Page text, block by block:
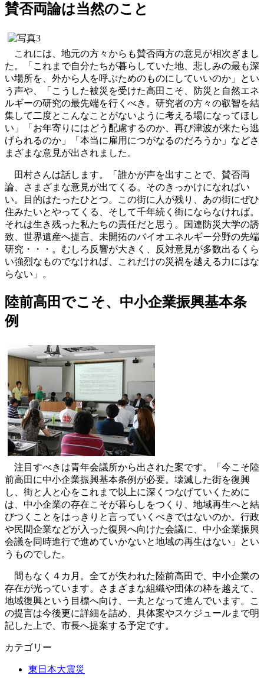
賛否両論は当然のこと
これには、地元の方々からも賛否両方の意見が相次ぎまし
た。「これまで自分たちが暮らしていた地、悲しみの最も深
い場所を、外から人を呼ぶためのものにしていいのか」とい
う声や、「こうした被災を受けた高田こそ、防災と自然エネ
ルギーの研究の最先端を行くべき。研究者の方々の叡智を結
集して二度とこんなことがないように考える場になってほし
い」「お年寄りにはどう配慮するのか、再び津波が来たら逃
げられるのか」「本当に雇用につがなるのだろうか」などさ
まざまな意見が出されました。
田村さんは話します。「誰かが声を出すことで、賛否両
論、さまざまな意見が出てくる。そのきっかけになればい
い。目的はたったひとつ。この街に人が残り、あの街にぜひ
住みたいとやってくる、そして千年続く街にならなければ。
それは生き残った私たちの責任だと思う。国連防災大学の誘
致、世界遺産へ提言、未開拓のバイオエネルギー分野の先端
研究・・・。むしろ反響が大きく、反対意見が多数出るくら
い強烈なものでなければ、これだけの災禍を越える力にはな
らない」。
陸前高田でこそ、中小企業振興基本条
例
注目すべきは青年会議所から出された案です。「今こそ陸
前高田に中小企業振興基本条例が必要。壊滅した街を復興
し、街と人と心をこれまで以上に深くつなげていくために
は、中小企業の存在こそが暮らしをつくり、地域再生へと結
びつくことをはっきりと言っていくべきではないのか。行政
や民間企業などが入った復興へ向けた会議に、中小企業振興
会議を同時進行で進めていかないと地域の再生はない」とい
うものでした。
間もなく４カ月。全てが失われた陸前高田で、中小企業の
存在が光っています。さまざまな組織や団体の枠を越えて、
地域復興という目標へ向け、一丸となって進んでいます。こ
の提言は今後更に詳細を詰め、具体案やスケジュールまで明
記した上で、市長へ提案する予定です。
カテゴリー
東日本大震災